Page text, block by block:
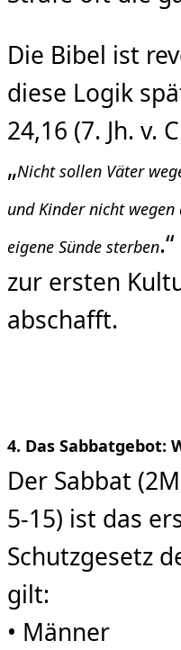
Die Bibel ist
diese Logik
24,16 (7. Jh. v.
„Nicht sollen Väter
und Kinder nicht
eigene Sünde sterben
zur ersten
abschafft.
4. Das Sabbatgebot:
Der Sabbat
5-15) ist das
Schutzgesetz
gilt:
• Männer